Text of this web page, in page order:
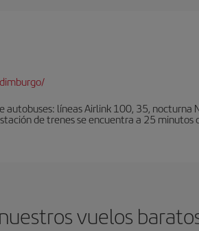
líneas Airlink 100, 35, nocturna
de trenes se encuentra a 25
vuelos